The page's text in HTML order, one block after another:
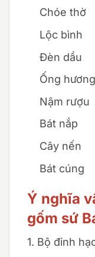
Chóe thờ
Lộc bình
Đèn dầu
Ống hương
Nậm rượu
Bát nắp
Cây nến
Bát cúng
Ý nghĩa
gốm sứ
1. Bộ đỉnh